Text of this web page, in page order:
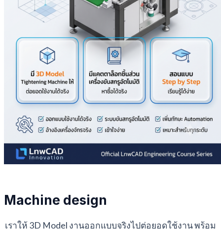
เกี่ยวกับเรา
Search
for:
Machine design
เราให้ 3D Model งานออกแบบจริงไปต่อยอดใช้งาน พร้อม